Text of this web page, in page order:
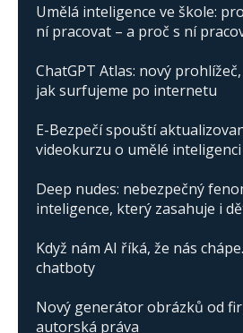
Umělá inteligence ve škole:
ní pracovat – a proč s ní
ChatGPT Atlas: nový
jak surfujeme po internetu
E-Bezpečí spouští
videokurzu o umělé
Deep nudes: nebezpečný
inteligence, který zasahuje i
Když nám AI říká, že nás
chatboty
Nový generátor obrázků od
autorská práva